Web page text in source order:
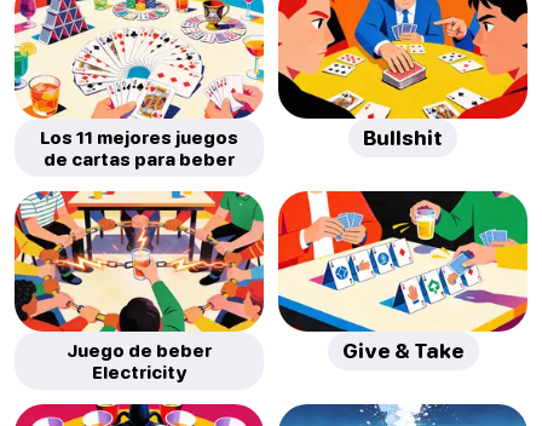
Los 11 mejores juegos
de cartas para beber
Bullshit
Juego de beber
Electricity
Give & Take